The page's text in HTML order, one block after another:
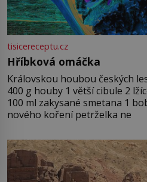
tisicereceptu.cz
Hříbková omáčka
Královskou houbou českých lesů je
400 g houby 1 větší cibule 2
100 ml zakysané smetana 1
nového koření petrželka ne